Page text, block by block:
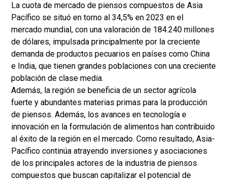
La cuota de mercado de piensos compuestos de Asia
Pacífico se situó en torno al 34,5% en 2023 en el
mercado mundial, con una valoración de 184.240 millones
de dólares, impulsada principalmente por la creciente
demanda de productos pecuarios en países como China
e India, que tienen grandes poblaciones con una creciente
población de clase media.
Además, la región se beneficia de un sector agrícola
fuerte y abundantes materias primas para la producción
de piensos. Además, los avances en tecnología e
innovación en la formulación de alimentos han contribuido
al éxito de la región en el mercado. Como resultado, Asia-
Pacífico continúa atrayendo inversiones y asociaciones
de los principales actores de la industria de piensos
compuestos que buscan capitalizar el potencial de